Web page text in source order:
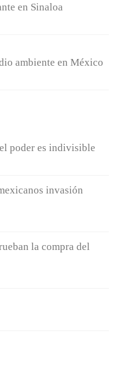
en Sinaloa
ambiente en México
poder es indivisible
invasión
la compra del